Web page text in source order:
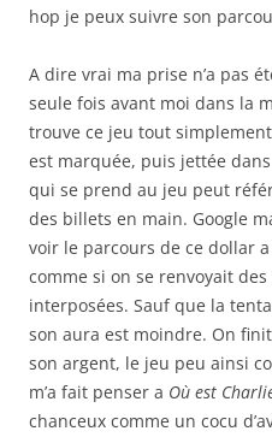
hop je peux suivre son
A dire vrai ma prise n’a pas
seule fois avant moi dans la
trouve ce jeu tout
est marquée, puis jettée
qui se prend au jeu peut
des billets en main. Google
voir le parcours de ce dollar
comme si on se renvoyait
interposées. Sauf que la
son aura est moindre. On
son argent, le jeu peu ainsi
m’a fait penser a Où est
chanceux comme un cocu